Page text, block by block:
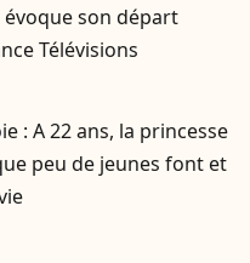
évoque son départ
Télévisions
: A 22 ans, la princesse
peu de jeunes font et